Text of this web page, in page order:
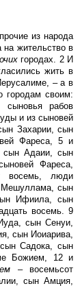
из народа
на жительство в
городах. 2 И
жить в
– а в
городам своим:
сыновья рабов
и из сыновей
Захарии, сын
Фареса, 5 и
сын Адаии, сын
Фареса,
восемь, люди
Мешуллама, сын
Ифиила, сын
восемь. 9
сын Сенуи,
сын Иоиарива,
Садока, сын
Божием, 12 и
– восемьсот
сын Амция,